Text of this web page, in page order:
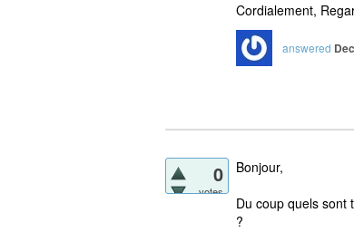
Cordialement,
answered
0
votes
Bonjour,
Du coup quels sont
?